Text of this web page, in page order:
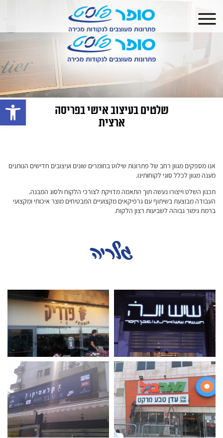
שלטים בעיצוב אישי בפריסה
ארצית
אנו מספקים מגוון רחב של פתרונות שילוט בחומרים שונים ועיצובים חדישים הנותנים
מענה מגוון לכלל סוגי לקוחותינו.
תכנון השלט וייצורו נעשה תוך התאמה מדויקת לצורכי הלקוח ולסוג המבנה.
העבודה מבוצעת בשיתוף עם גרפיקאים מקצועיים המבטיחים מוצר איכותי ומקצועי
ברמת גימור גבוהה לשביעות רצון הלקוח.
גלריה